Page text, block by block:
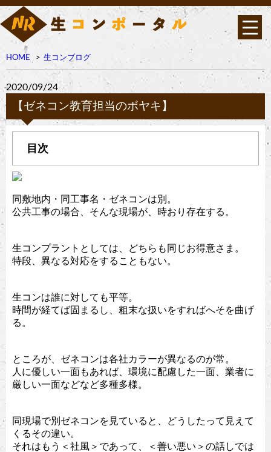
HOME 生コンブログ
2020/09/24
【ゼネコン教育担当のボヤキ】
同敷地内・同工事名・ゼネコンは別。
公共工事の場合、そんな現場が、時おり存在する。
生コンプラントとしては、どちらも同じお得意さま。
特段、異なる対応をすることもない。
生コンは誰に対しても平等。
時間が経てば固まるし、粗末な扱いをすればへそを曲げ
る。
ところが、ゼネコンは各社カラーが異なるのが常。
人に優しい一面もあれば、環境に配慮した一面、業者に
厳しい一面などなど多種多様。
同現場で別ゼネコンを見ていると、どうしたって見えて
くるその違い。
それはもう＜社風＞であって、＜善い悪い＞の話しでは